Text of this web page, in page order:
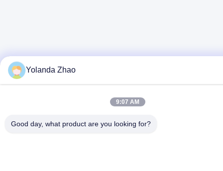
Yolanda Zhao
9:07 AM
Good day, what product are you looking for?